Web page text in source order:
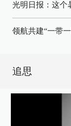
光明日报：这个
领航共建“一带
追思